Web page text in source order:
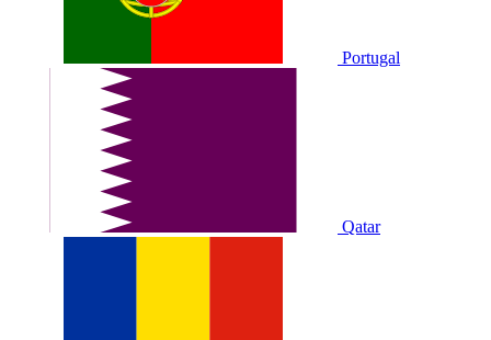
Portugal
Qatar